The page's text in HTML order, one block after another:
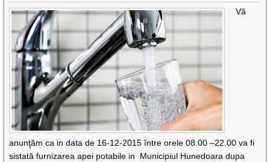
Vă
anunţăm ca in data de 16-12-2015 între orele 08.00 –22.00 va fi
sistată furnizarea apei potabile in Municipiul Hunedoara dupa